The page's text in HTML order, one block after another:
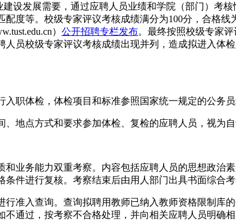
设发展需要，通过应聘人员业绩和学院（部门）考
度等。校级专家评议考核成绩满分为100分，合格
） 公开招聘专栏发布。最终按照校级专家
员校级专家评议考核成绩出现并列，造成拟进入体
职体检，体检项目和标准参照国家统一规定的公务
地点方式和要求参加体检、复检的应聘人员，视为自
业务能力双重考察。内容包括应聘人员的思想政治
件进行复核。考察结束后由用人部门出具书面综合
准入查询。查询拟聘用教师已纳入教师资格限制库
通过，按考察不合格处理，并向相关应聘人员明确